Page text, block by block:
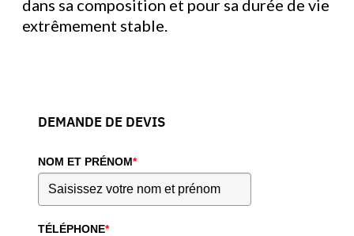
dans sa composition et pour sa durée de vie
extrêmement stable.
DEMANDE DE DEVIS
NOM ET PRÉNOM*
TÉLÉPHONE*